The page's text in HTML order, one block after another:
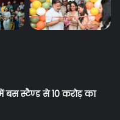
में बस स्टैण्ड से 10 करोड़ का